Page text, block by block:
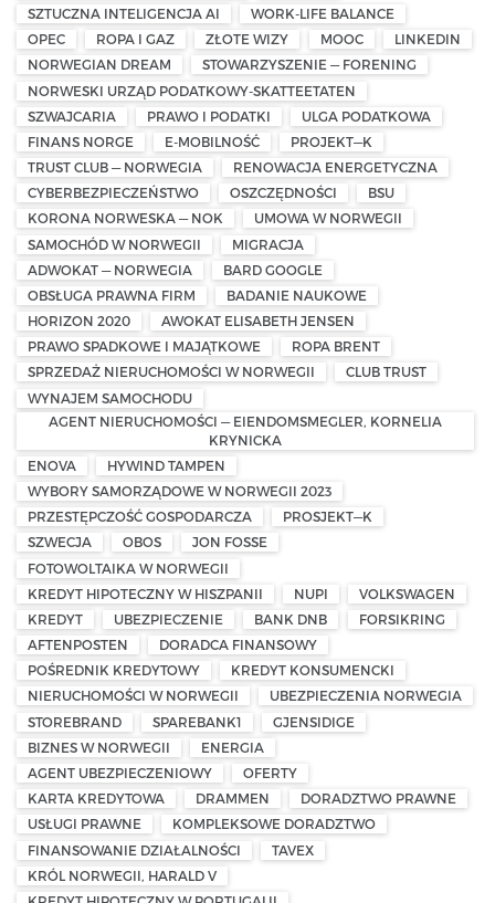
SZTUCZNA INTELIGENCJA AI
WORK-LIFE BALANCE
OPEC
ROPA I GAZ ZŁOTE WIZY MOOC
LINKEDIN
NORWEGIAN DREAM
STOWARZYSZENIE — FORENING
NORWESKI URZĄD PODATKOWY-SKATTEETATEN
SZWAJCARIA
PRAWO I PODATKI
ULGA PODATKOWA
FINANS NORGE
E-MOBILNOŚĆ
PROJEKT—K
TRUST CLUB — NORWEGIA
RENOWACJA ENERGETYCZNA
CYBERBEZPIECZEŃSTWO
OSZCZĘDNOŚCI
BSU
KORONA NORWESKA — NOK
UMOWA W NORWEGII
SAMOCHÓD W NORWEGII
MIGRACJA
ADWOKAT — NORWEGIA
BARD GOOGLE
OBSŁUGA PRAWNA FIRM
BADANIE NAUKOWE
HORIZON 2020
AWOKAT ELISABETH JENSEN
PRAWO SPADKOWE I MAJĄTKOWE
ROPA BRENT
SPRZEDAŻ NIERUCHOMOŚCI W NORWEGII
CLUB TRUST
WYNAJEM SAMOCHODU
AGENT NIERUCHOMOŚCI — EIENDOMSMEGLER, KORNELIA
KRYNICKA
ENOVA
HYWIND TAMPEN
WYBORY SAMORZĄDOWE W NORWEGII 2023
PRZESTĘPCZOŚĆ GOSPODARCZA
PROSJEKT—K
SZWECJA
OBOS
JON FOSSE
FOTOWOLTAIKA W NORWEGII
KREDYT HIPOTECZNY W HISZPANII
NUPI
VOLKSWAGEN
KREDYT
UBEZPIECZENIE BANK DNB
FORSIKRING
AFTENPOSTEN
DORADCA FINANSOWY
POŚREDNIK KREDYTOWY
KREDYT KONSUMENCKI
NIERUCHOMOŚCI W NORWEGII
UBEZPIECZENIA NORWEGIA
STOREBRAND
SPAREBANK1
GJENSIDIGE
BIZNES W NORWEGII
ENERGIA
AGENT UBEZPIECZENIOWY
OFERTY
KARTA KREDYTOWA
DRAMMEN
DORADZTWO PRAWNE
USŁUGI PRAWNE
KOMPLEKSOWE DORADZTWO
FINANSOWANIE DZIAŁALNOŚCI
TAVEX
KRÓL NORWEGII, HARALD V